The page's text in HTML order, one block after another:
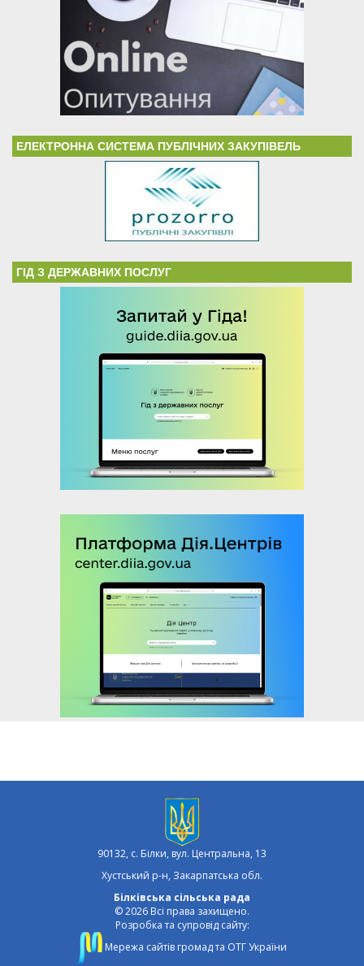
ЕЛЕКТРОННА СИСТЕМА ПУБЛІЧНИХ ЗАКУПІВЕЛЬ
ГІД З ДЕРЖАВНИХ ПОСЛУГ
90132, с. Білки, вул. Центральна, 13
Хустський р-н, Закарпатська обл.
Білківська сільська рада
© 2026 Всі права захищено.
Розробка та супровід сайту:
Мережа сайтів громад та ОТГ України